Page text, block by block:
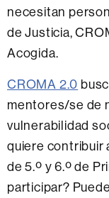
necesitan
de Justicia,
Acogida.
CROMA 2.0
mentores/se de
vulnerabilidad
quiere contribuir
de 5.º y 6.º de
participar?